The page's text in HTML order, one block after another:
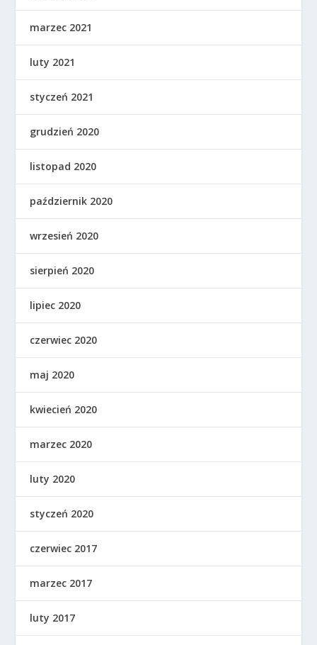
marzec 2021
luty 2021
styczeń 2021
grudzień 2020
listopad 2020
październik 2020
wrzesień 2020
sierpień 2020
lipiec 2020
czerwiec 2020
maj 2020
kwiecień 2020
marzec 2020
luty 2020
styczeń 2020
czerwiec 2017
marzec 2017
luty 2017